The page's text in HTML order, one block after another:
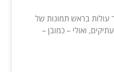
בראש תמונות של
ואולי – כמובן –